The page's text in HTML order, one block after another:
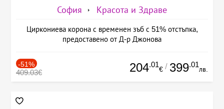
София Красота и Здраве
Циркониева корона с временен зъб с 51% отстъпка,
предоставено от Д-р Джонова
-51%
409.03€ 204.01
€ / 399.01
лв.